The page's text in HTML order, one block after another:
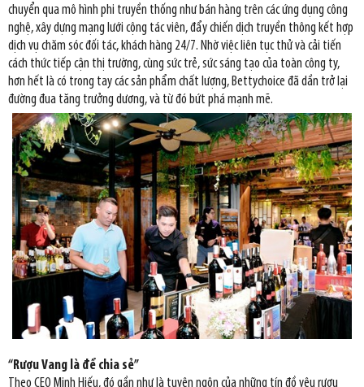
chuyển qua mô hình phi truyền thống như bán hàng trên các ứng dụng công
nghệ, xây dựng mạng lưới cộng tác viên, đẩy chiến dịch truyền thông kết hợp
dịch vụ chăm sóc đối tác, khách hàng 24/7. Nhờ việc liên tục thử và cải tiến
cách thức tiếp cận thị trường, cùng sức trẻ, sức sáng tạo của toàn công ty,
hơn hết là có trong tay các sản phẩm chất lượng, Bettychoice đã dần trở lại
đường đua tăng trưởng dương, và từ đó bứt phá mạnh mẽ.
“Rượu Vang là để chia sẻ”
Theo CEO Minh Hiếu, đó gần như là tuyên ngôn của những tín đồ yêu rượu